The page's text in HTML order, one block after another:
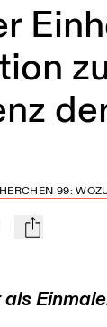
99:
mail